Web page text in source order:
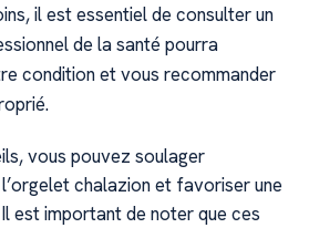
il est essentiel de consulter un
de la santé pourra
condition et vous recommander
vous pouvez soulager
chalazion et favoriser une
est important de noter que ces